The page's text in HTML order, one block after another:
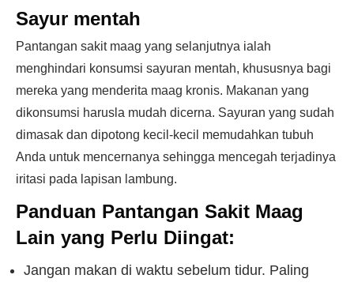
Sayur mentah
Pantangan sakit maag yang selanjutnya ialah
menghindari konsumsi sayuran mentah, khususnya bagi
mereka yang menderita maag kronis. Makanan yang
dikonsumsi harusla mudah dicerna. Sayuran yang sudah
dimasak dan dipotong kecil-kecil memudahkan tubuh
Anda untuk mencernanya sehingga mencegah terjadinya
iritasi pada lapisan lambung.
Panduan Pantangan Sakit Maag
Lain yang Perlu Diingat:
Jangan makan di waktu sebelum tidur. Paling